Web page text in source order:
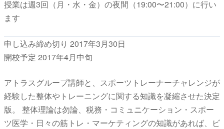
授業は週3回（月・水・金）の夜間（19:00〜21:00）に行い
ます
申し込み締め切り 2017年3月30日
開校予定 2017年4月中旬
アトラスグループ講師と、スポーツトレーナーチャレンジが
経験した整体やトレーニングに関する知識を凝縮させた決定
版。 整体理論は勿論、税務・コミュニケーション・スポー
ツ医学・日々の筋トレ・マーケティングの知識があれば、ビ